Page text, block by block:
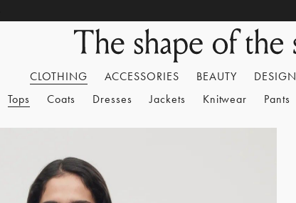
CLOTHING ACCESSORIES BEAUTY DESIGN
Tops Coats Dresses Jackets Knitwear Pants